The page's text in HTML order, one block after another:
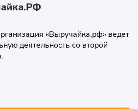
«Выручайка.рф» ведет
деятельность со второй